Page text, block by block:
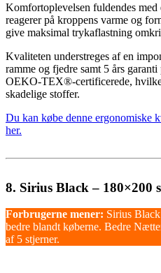
Komfortoplevelsen fuldendes med
reagerer på kroppens varme og
give maksimal trykaflastning
Kvaliteten understreges af en
ramme og fjedre samt 5 års
OEKO-TEX®-certificerede,
skadelige stoffer.
Du kan købe denne ergonomiske
her.
8. Sirius Black – 180×200
Forbrugerne mener: Sirius
bedre blandt køberne. Bedre
af 5 stjerner.